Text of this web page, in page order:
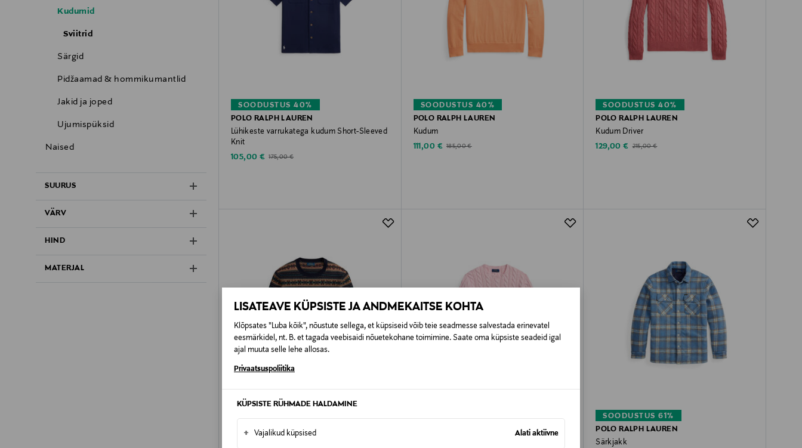
LISATEAVE KÜPSISTE JA ANDMEKAITSE KOHTA
Klõpsates "Luba kõik", nõustute sellega, et küpsiseid võib teie seadmesse salvestada erinevatel
eesmärkidel, nt. B. et tagada veebisaidi nõuetekohane toimimine. Saate oma küpsiste seadeid igal
ajal muuta selle lehe allosas.
Privaatsuspoliitika
KÜPSISTE RÜHMADE HALDAMINE
+ Vajalikud küpsised Alati aktiivne
Kudumid
Sviitrid
Särgid
Pidžaamad & hommikumantlid
Jakid ja joped
Ujumispüksid
Naised
SUURUS
VÄRV
HIND
MATERJAL
SOODUSTUS 40%
POLO RALPH LAUREN
Lühikeste varrukatega kudum Short-Sleeved
Knit
Discounted Price
105,00 € Original Price
175,00 €
SOODUSTUS 40%
POLO RALPH LAUREN
Kudum
Discounted Price
111,00 € Original Price
185,00 €
SOODUSTUS 40%
POLO RALPH LAUREN
Kudum Driver
Discounted Price
129,00 € Original Price
215,00 €
EELIS KUPONGIGA
UUS
POLO RALPH LAUREN
SOODUSTUS 40%
SOODUSTUS 61%
POLO RALPH LAUREN
Särkjakk